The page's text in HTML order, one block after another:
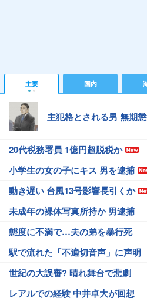
主要 国内
主犯格とされる男 無期
20代税務署員 1億円超脱税か
小学生の女の子にキス 男を逮捕
動き遅い 台風13号影響長引くか
未成年の裸体写真所持か 男逮捕
態度に不満で…夫の弟を暴行死
駅で流れた「不適切音声」に声明
世紀の大誤審? 晴れ舞台で悲劇
レアルでの経験 中井卓大が回想